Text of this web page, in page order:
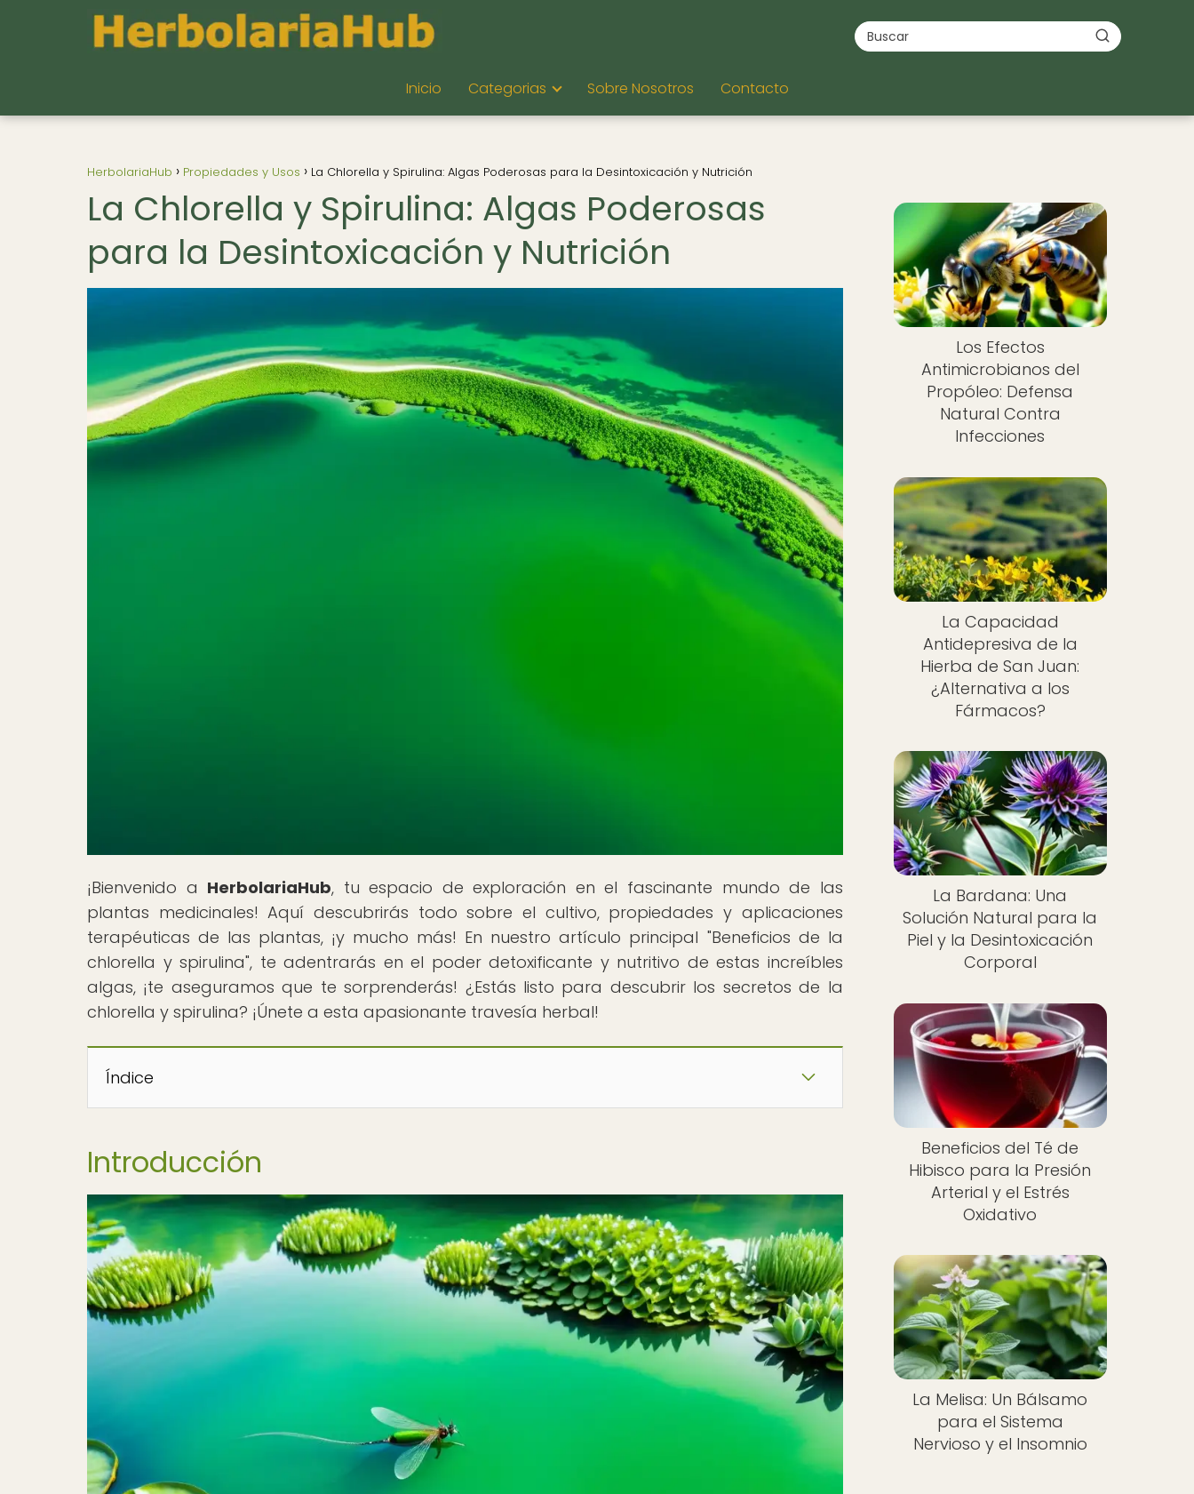
Inicio Categorias Sobre Nosotros Contacto
HerbolariaHub Propiedades y Usos La Chlorella y Spirulina: Algas Poderosas para la Desintoxicación y Nutrición
La Chlorella y Spirulina: Algas Poderosas
para la Desintoxicación y Nutrición
¡Bienvenido a HerbolariaHub, tu espacio de exploración en el fascinante mundo de las
plantas medicinales! Aquí descubrirás todo sobre el cultivo, propiedades y aplicaciones
terapéuticas de las plantas, ¡y mucho más! En nuestro artículo principal "Beneficios de la
chlorella y spirulina", te adentrarás en el poder detoxificante y nutritivo de estas increíbles
algas, ¡te aseguramos que te sorprenderás! ¿Estás listo para descubrir los secretos de la
chlorella y spirulina? ¡Únete a esta apasionante travesía herbal!
Índice
Introducción
Los Efectos
Antimicrobianos del
Propóleo: Defensa
Natural Contra
Infecciones
La Capacidad
Antidepresiva de la
Hierba de San Juan:
¿Alternativa a los
Fármacos?
La Bardana: Una
Solución Natural para la
Piel y la Desintoxicación
Corporal
Beneficios del Té de
Hibisco para la Presión
Arterial y el Estrés
Oxidativo
La Melisa: Un Bálsamo
para el Sistema
Nervioso y el Insomnio